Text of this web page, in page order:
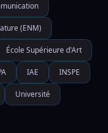
(ENM)
École Supérieure d'Art
IAE INSPE
Université